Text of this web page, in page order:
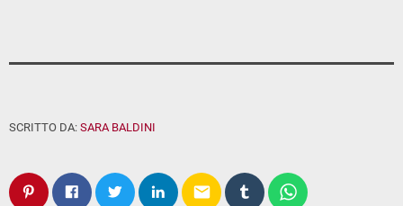
SCRITTO DA: SARA BALDINI
email